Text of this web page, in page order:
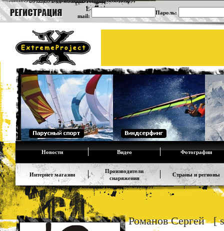
E-
mail:
Пароль:
Новости Видео Фотографии
Интернет магазин
Производители
снаряжения
Страны и регионы
Романов Сергей [